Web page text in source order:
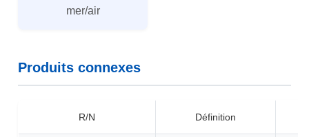
mer/air
Produits connexes
R/N Définition